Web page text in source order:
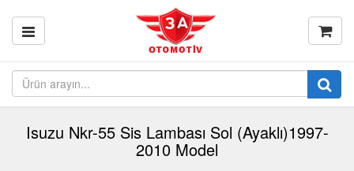
Isuzu Nkr-55 Sis Lambası Sol (Ayaklı)1997-
2010 Model